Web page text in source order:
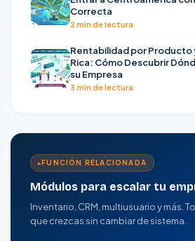
Correcta
2 min de lectura
Rentabilidad por Producto
Rica: Cómo Descubrir
su Empresa
3 min de lectura
FUNCIÓN RELACIONADA
Módulos para escalar tu
Inventario, CRM, multiusuario y más.
que crezcas sin cambiar de sistema.